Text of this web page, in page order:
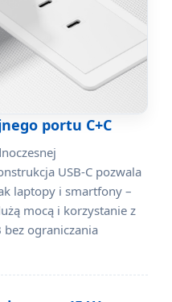
portu C+C
USB-C pozwala
laptopy i smartfony –
mocą i korzystanie z
bez ograniczania